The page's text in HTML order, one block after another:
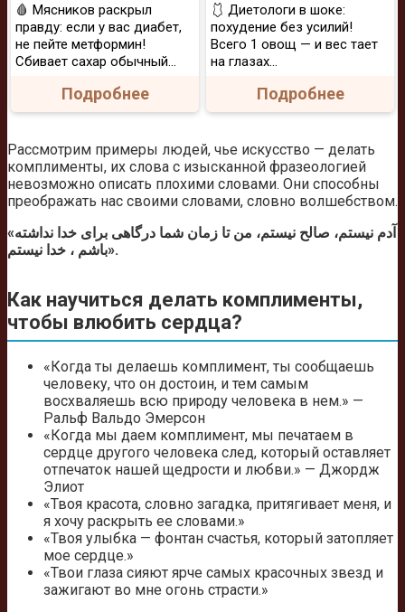
🩸 Мясников раскрыл
правду: если у вас диабет,
не пейте метформин!
Сбивает сахар обычный...
Подробнее
🩱 Диетологи в шоке:
похудение без усилий!
Всего 1 овощ — и вес тает
на глазах…
Подробнее
Рассмотрим примеры людей, чье искусство — делать
комплименты, их слова с изысканной фразеологией
невозможно описать плохими словами. Они способны
преображать нас своими словами, словно волшебством.
«آدم نیستم، صالح نیستم، من تا زمان شما درگاهی برای خدا نداشته
باشم ، خدا نیستم».
Как научиться делать комплименты,
чтобы влюбить сердца?
«Когда ты делаешь комплимент, ты сообщаешь
человеку, что он достоин, и тем самым
восхваляешь всю природу человека в нем.» —
Ральф Вальдо Эмерсон
«Когда мы даем комплимент, мы печатаем в
сердце другого человека след, который оставляет
отпечаток нашей щедрости и любви.» — Джордж
Элиот
«Твоя красота, словно загадка, притягивает меня, и
я хочу раскрыть ее словами.»
«Твоя улыбка — фонтан счастья, который затопляет
мое сердце.»
«Твои глаза сияют ярче самых красочных звезд и
зажигают во мне огонь страсти.»